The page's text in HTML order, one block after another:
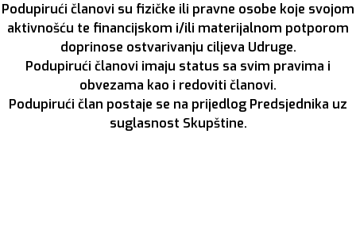
Podupirući članovi su fizičke ili pravne osobe koje svojom
aktivnošću te financijskom i/ili materijalnom potporom
doprinose ostvarivanju ciljeva Udruge.
Podupirući članovi imaju status sa svim pravima i
obvezama kao i redoviti članovi.
Podupirući član postaje se na prijedlog Predsjednika uz
suglasnost Skupštine.